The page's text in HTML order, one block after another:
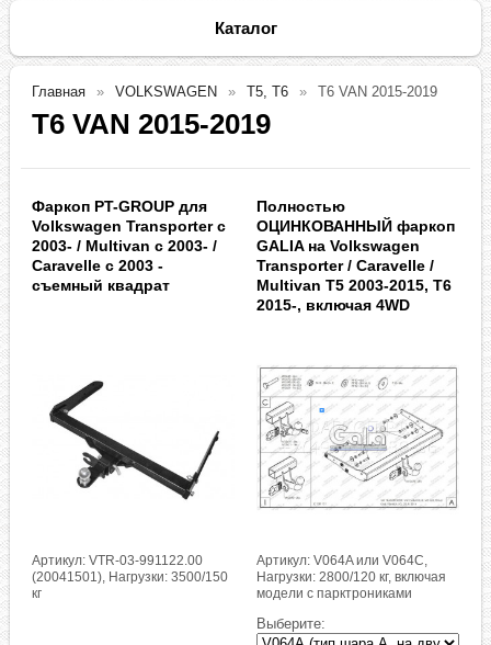
Каталог
Главная VOLKSWAGEN T5, T6 T6 VAN 2015-2019
T6 VAN 2015-2019
Фаркоп PT-GROUP для
Volkswagen Transporter c
2003- / Multivan c 2003- /
Caravelle c 2003 -
съемный квадрат
Артикул: VTR-03-991122.00
(20041501), Нагрузки: 3500/150
кг
Полностью
ОЦИНКОВАННЫЙ фаркоп
GALIA на Volkswagen
Transporter / Caravelle /
Multivan T5 2003-2015, T6
2015-, включая 4WD
Артикул: V064A или V064C,
Нагрузки: 2800/120 кг, включая
модели с парктрониками
Выберите: